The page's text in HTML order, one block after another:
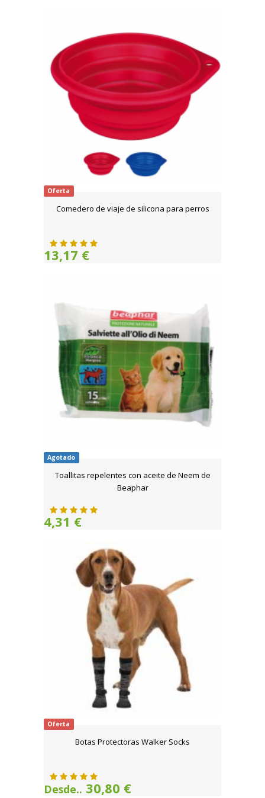
Oferta
Comedero de viaje de silicona para perros
13,17 €
Agotado
Toallitas repelentes con aceite de Neem de
Beaphar
4,31 €
Oferta
Botas Protectoras Walker Socks
Desde.. 30,80 €